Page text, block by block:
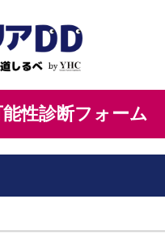
性診断フォーム